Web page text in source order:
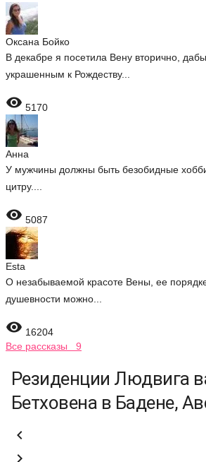
Оксана Бойко
В декабре я посетила Вену вторично,
украшенным к Рождеству...
 5170
Анна
У мужчины должны быть безобидные
цитру....
 5087
Esta
О незабываемой красоте Вены, ее
душевности можно...
 16204
Все рассказы 9
Резиденции Людвига
Бетховена в Бадене,

